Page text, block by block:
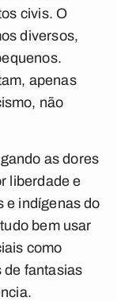
civis. O
diversos,
apenas
não
as dores
liberdade e
e indígenas do
bem usar
como
de fantasias